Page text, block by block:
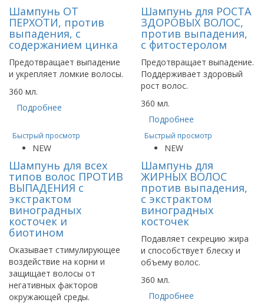
Шампунь ОТ
ПЕРХОТИ, против
выпадения, с
содержанием цинка
Предотвращает выпадение
и укрепляет ломкие волосы.
360 мл.
Подробнее
Шампунь для РОСТА
ЗДОРОВЫХ ВОЛОС,
против выпадения,
с фитостеролом
Предотвращает выпадение.
Поддерживает здоровый
рост волос.
360 мл.
Подробнее
Быстрый просмотр
NEW
Шампунь для всех
типов волос ПРОТИВ
ВЫПАДЕНИЯ с
экстрактом
виноградных
косточек и
биотином
Оказывает стимулирующее
воздействие на корни и
защищает волосы от
негативных факторов
окружающей среды.
Быстрый просмотр
NEW
Шампунь для
ЖИРНЫХ ВОЛОС
против выпадения,
с экстрактом
виноградных
косточек
Подавляет секрецию жира
и способствует блеску и
объему волос.
360 мл.
Подробнее